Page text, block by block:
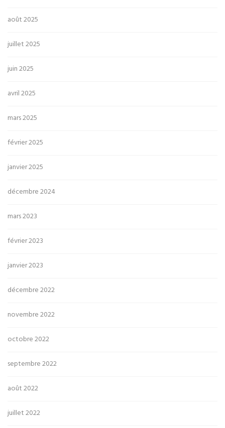
août 2025
juillet 2025
juin 2025
avril 2025
mars 2025
février 2025
janvier 2025
décembre 2024
mars 2023
février 2023
janvier 2023
décembre 2022
novembre 2022
octobre 2022
septembre 2022
août 2022
juillet 2022